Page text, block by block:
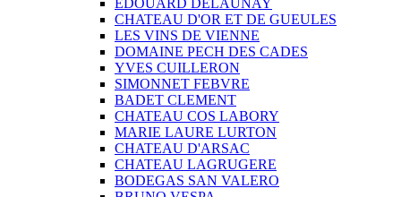
EDOUARD DELAUNAY
CHATEAU D'OR ET DE GUEULES
LES VINS DE VIENNE
DOMAINE PECH DES CADES
YVES CUILLERON
SIMONNET FEBVRE
BADET CLEMENT
CHATEAU COS LABORY
MARIE LAURE LURTON
CHATEAU D'ARSAC
CHATEAU LAGRUGERE
BODEGAS SAN VALERO